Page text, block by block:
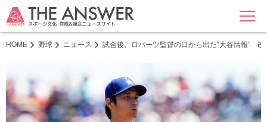
MENU
HOME 野球 ニュース 試合後、ロバーツ監督の口から出た“大谷情報”